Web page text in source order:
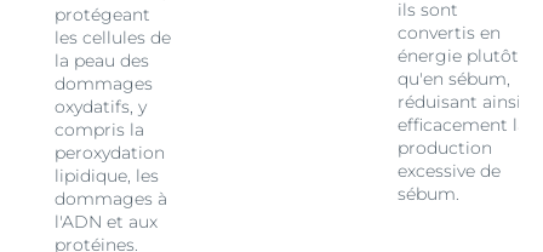
protégeant
les cellules de
la peau des
dommages
oxydatifs, y
compris la
peroxydation
lipidique, les
dommages à
l'ADN et aux
protéines.
ils sont
convertis en
énergie plutôt
qu'en sébum,
réduisant ainsi
efficacement la
production
excessive de
sébum.